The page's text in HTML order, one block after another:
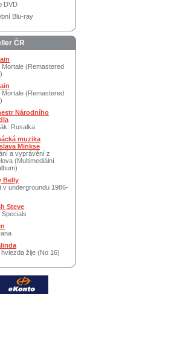
DVD
Blu-ray
ČR
Mortale (Remastered
Mortale (Remastered
Národního
Rusalka
muzika
Minkse
a vyprávění z
(Multimediální
Belly
v undergroundu 1986-
Steve
Specials
hviezda žije (No 16)